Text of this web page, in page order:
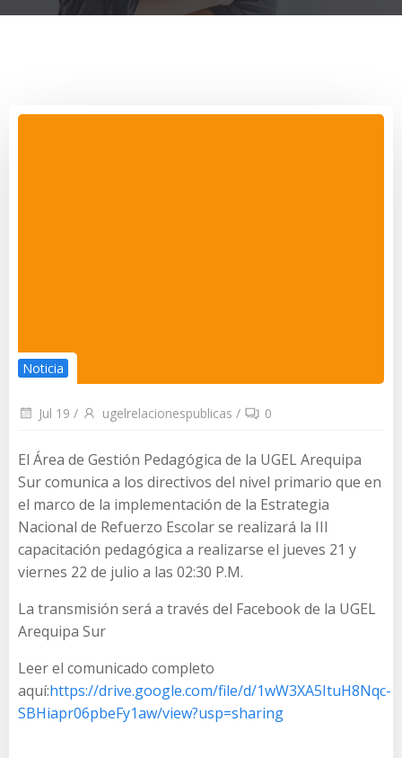
Noticia
Jul 19 / ugelrelacionespublicas / 0
El Área de Gestión Pedagógica de la UGEL Arequipa
Sur comunica a los directivos del nivel primario que en
el marco de la implementación de la Estrategia
Nacional de Refuerzo Escolar se realizará la III
capacitación pedagógica a realizarse el jueves 21 y
viernes 22 de julio a las 02:30 P.M.
La transmisión será a través del Facebook de la UGEL
Arequipa Sur
Leer el comunicado completo
aquí:https://drive.google.com/file/d/1wW3XA5ItuH8Nqc-
SBHiapr06pbeFy1aw/view?usp=sharing